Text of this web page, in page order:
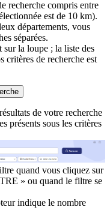
recherche compris entre
est de 10 km).
départements, vous
séparées.
la loupe ; la liste des
critères de recherche est
de votre recherche
présents sous les critères
quand vous cliquez sur
» ou quand le filtre se
indique le nombre